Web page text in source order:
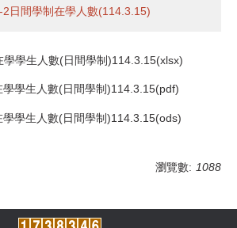
2日間學制在學人數(114.3.15)
學學生人數(日間學制)114.3.15(xlsx)
學生人數(日間學制)114.3.15(pdf)
學生人數(日間學制)114.3.15(ods)
瀏覽數: 1088